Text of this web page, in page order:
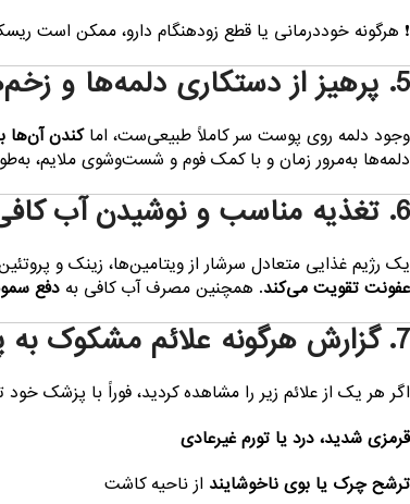
❗ هرگونه خوددرمانی یا قطع زودهنگام دارو، ممکن است
5. پرهیز از دستکاری دلمه‌ها و زخم‌ها
وجود دلمه روی پوست سر کاملاً طبیعی‌ست، اماکندن آن‌ها
دلمه‌ها به‌مرور زمان و با کمک فوم و شست‌وشوی ملایم،
6. تغذیه مناسب و نوشیدن آب کافی
یک رژیم غذایی متعادل سرشار از ویتامین‌ها، زینک و
عفونت تقویت می‌کند. همچنین مصرف آب کافی به دفع
7. گزارش هرگونه علائم مشکوک به پزشک
اگر هر یک از علائم زیر را مشاهده کردید، فوراً با پزشک
قرمزی شدید، درد یا تورم غیرعادی
ترشح چرک یا بوی ناخوشایند از ناحیه کاشت